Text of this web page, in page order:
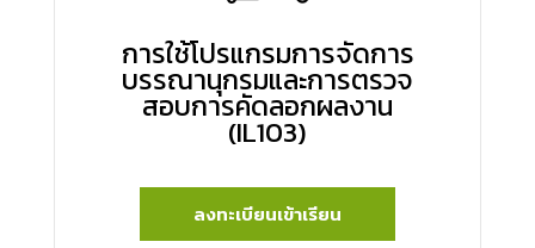
การใช้โปรแกรมการจัดการ
บรรณานุกรมและการตรวจ
สอบการคัดลอกผลงาน
(IL103)
ลงทะเบียนเข้าเรียน